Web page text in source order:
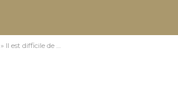
» Il est difficile de croire que ce monde si riche puisse être pauvre au point de ne pouvoir offrir